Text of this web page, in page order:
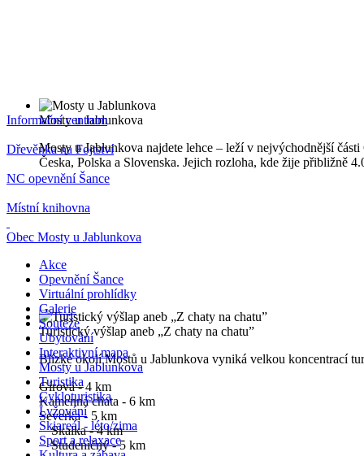
Mosty u Jablunkova
Mosty u Jablunkova najdete lehce – leží v nejvýchodnější
Česka, Polska a Slovenska. Jejich rozloha, kde žije přibližně
Turistický výšlap aneb „Z chaty na chatu”
Blízké okolí Mostů u Jablunkova vyniká velkou koncentrací
Gírová - 4 km
Kamenná chata - 6 km
Severka - 5 km
Skalka - 4 km
Studeničný - 5 km
Informační centrum
Dřevěnka na Fojtství
NC opevnění Šance
Místní knihovna
Obec Mosty u Jablunkova
Akce
Opevnění Šance
Virtuální prohlídky
Galerie
Soutěže
Ubytování
Interaktivní mapa
Mosty u Jablunkova
Turistika
Cykloturistika
Lyžování
Skiareál - léto/zima
Sport a relaxace